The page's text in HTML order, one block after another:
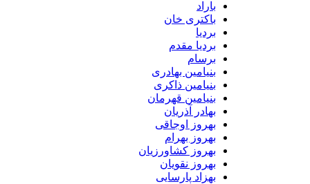
باکتری خان
بردیا مقدم
بنیامین بهادری
بنیامین ذاکری
بنیامین قهرمان
بهادر آذریان
بهروز اوجاقی
بهروز بهرام
بهروز کشاورزیان
بهروز نقویان
بهزاد پارسایی